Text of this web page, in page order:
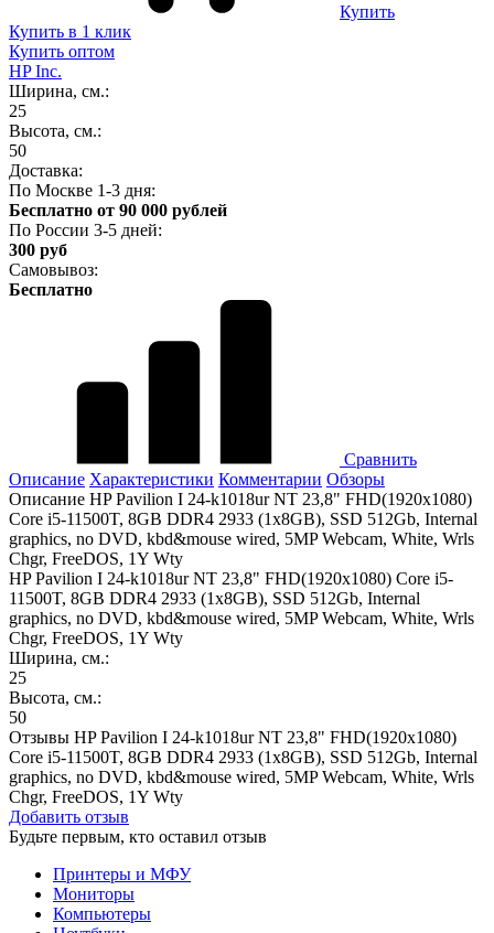
Купить
Купить в 1 клик
Купить оптом
HP Inc.
Ширина, см.:
25
Высота, см.:
50
Доставка:
По Москве 1-3 дня:
Бесплатно от 90 000 рублей
По России 3-5 дней:
300 руб
Самовывоз:
Бесплатно
Сравнить
Описание Характеристики Комментарии Обзоры
Описание HP Pavilion I 24-k1018ur NT 23,8" FHD(1920x1080)
Core i5-11500T, 8GB DDR4 2933 (1x8GB), SSD 512Gb, Internal
graphics, no DVD, kbd&mouse wired, 5MP Webcam, White, Wrls
Chgr, FreeDOS, 1Y Wty
HP Pavilion I 24-k1018ur NT 23,8" FHD(1920x1080) Core i5-
11500T, 8GB DDR4 2933 (1x8GB), SSD 512Gb, Internal
graphics, no DVD, kbd&mouse wired, 5MP Webcam, White, Wrls
Chgr, FreeDOS, 1Y Wty
Ширина, см.:
25
Высота, см.:
50
Отзывы HP Pavilion I 24-k1018ur NT 23,8" FHD(1920x1080)
Core i5-11500T, 8GB DDR4 2933 (1x8GB), SSD 512Gb, Internal
graphics, no DVD, kbd&mouse wired, 5MP Webcam, White, Wrls
Chgr, FreeDOS, 1Y Wty
Добавить отзыв
Будьте первым, кто оставил отзыв
Принтеры и МФУ
Мониторы
Компьютеры